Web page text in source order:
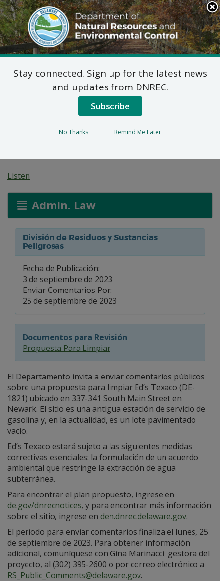
Search
This
Site
DNREC Menu
Plan Propuesto de
Medidas Correctivas
Para Ed’s Texaco (DE-
Listen
Admin. Law
División de Residuos y Sustancias
Peligrosas
Fecha de Publicación:
3 de septiembre de 2023
Enviar Comentarios Por:
25 de septiembre de 2023
Documentos para Revisión
Propuesta Para Limpiar
El Departamento invita a enviar comentarios públicos
sobre una propuesta para limpiar Ed’s Texaco (DE-
1821) ubicado en 337-341 South Main Street en
Newark. El sitio es una antigua estación de servicio de
gasolina y, en la actualidad, es un lote pavimentado
vacío.
Ed’s Texaco estará sujeto a las siguientes medidas
correctivas esenciales: la formulación de un acuerdo
ambiental que restringe la extracción de agua
subterránea.
Para encontrar el plan propuesto, ingrese en
de.gov/dnrecnotices, y para encontrar más información
sobre el sitio, ingrese en den.dnrec.delaware.gov.
El periodo para enviar comentarios finaliza el lunes, 25
de septiembre de 2023. Para obtener información
adicional, comuníquese con Gina Marinacci, gestora del
proyecto, al (302) 395-2600 o por correo electrónico a
RS_Public_Comments@delaware.gov.
Stay connected. Sign up for the latest news
and updates from DNREC.
Subscribe
No Thanks Remind Me Later